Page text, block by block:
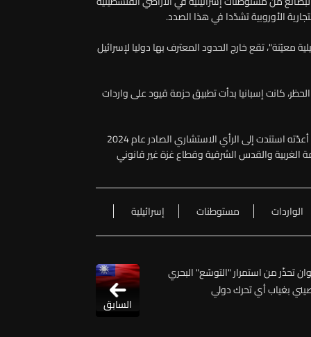
الأوروبية تشدّدا في هذا الصدد.
تقع خارج الحدود المعترف بها دوليا لإسرائيل
كانت إسبانيا بدأت تطبيق حزمة قيود على واردات
وقالت الحكومة الائتلافية (يمين الوسط)، إن صياغة التشريع الذي أعدّته استندت إلى الرأي الاستشاري الصادر عام 2024
الغربية والقدس الشرقية وقطاع غزة غير قانوني
الواردات مستوطنات إسرائيلية
تحذّر من استمرار "التوسّع" البحري
بغياب أي تحرك دولي
السابق